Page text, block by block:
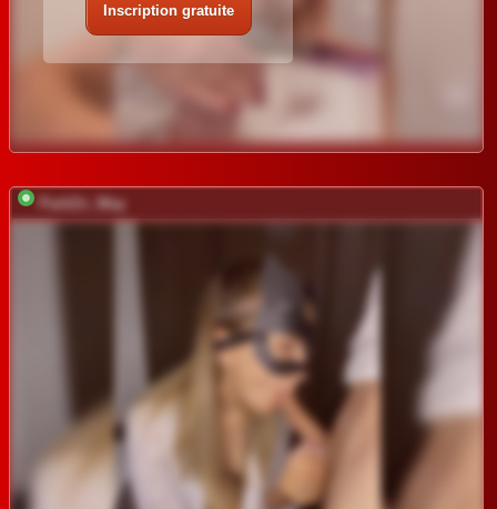
Inscription gratuite
PartiZn_Way